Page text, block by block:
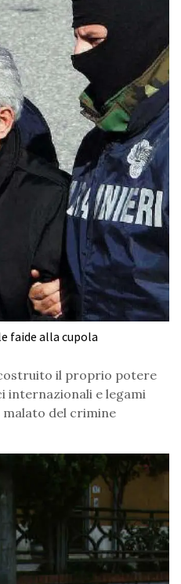
faide alla cupola
il proprio potere
e legami
del crimine